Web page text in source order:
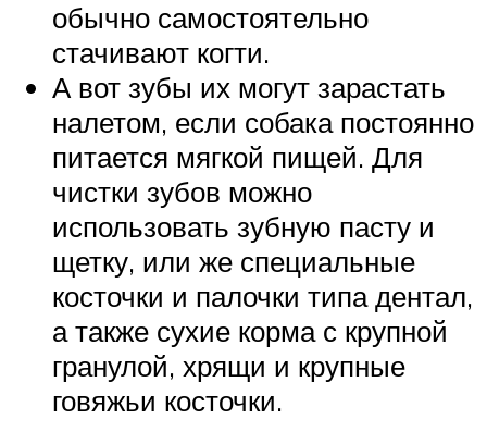
обычно самостоятельно
стачивают когти.
А вот зубы их могут зарастать
налетом, если собака постоянно
питается мягкой пищей. Для
чистки зубов можно
использовать зубную пасту и
щетку, или же специальные
косточки и палочки типа дентал,
а также сухие корма с крупной
гранулой, хрящи и крупные
говяжьи косточки.